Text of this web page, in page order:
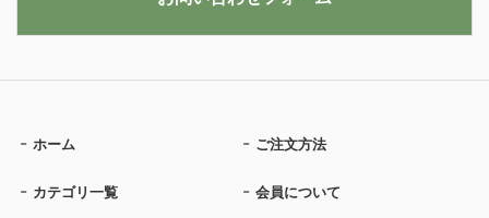
ホーム ご注文方法
カテゴリ一覧 会員について